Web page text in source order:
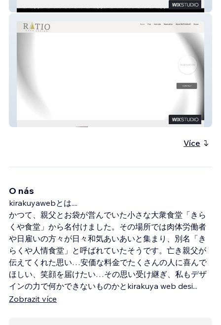
Více
O nás
kirakuyawebとは....
かつて、親父とお袋が営んでいた小さな大衆食堂「きら
くや食堂」から名付けました。その場所では肉体労働者
や日雇いの方々が日々和気あいあいと集まり、別名「き
らくや人情食堂」と呼ばれていたそうです。亡き親父が
伝えてくれた思い…安価な料金でたくさんの人に喜んで
ほしい、笑顔を届けたい…その思い受け継ぎ、私もデザ
インの力で何かできないものかとkirakuya web desi...
Zobrazit více